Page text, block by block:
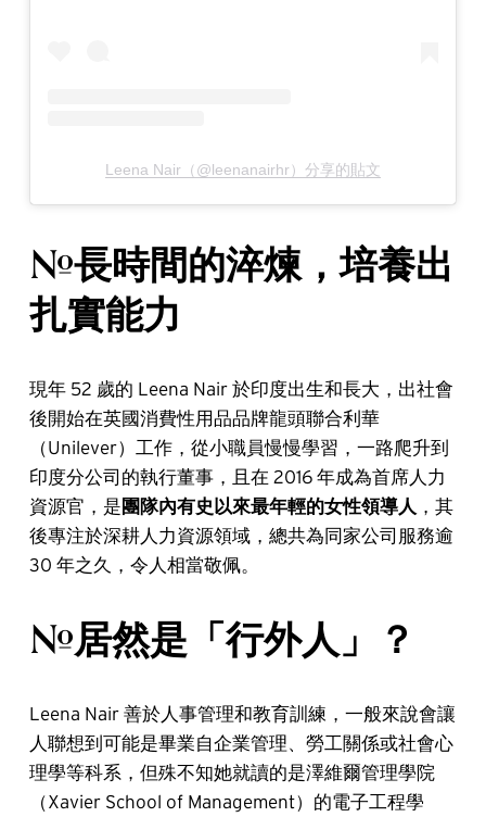
Leena Nair（@leenanairhr）分享的貼文
#長時間的淬煉，培養出
扎實能力
現年 52 歲的 Leena Nair 於印度出生和長大，出社會
後開始在英國消費性用品品牌龍頭聯合利華
（Unilever）工作，從小職員慢慢學習，一路爬升到
印度分公司的執行董事，且在 2016 年成為首席人力
資源官，是團隊內有史以來最年輕的女性領導人 ，其
後專注於深耕人力資源領域，總共為同家公司服務逾
30 年之久，令人相當敬佩。
#居然是「行外人」？
Leena Nair 善於人事管理和教育訓練，一般來說會讓
人聯想到可能是畢業自企業管理、勞工關係或社會心
理學等科系，但殊不知她就讀的是澤維爾管理學院
（Xavier School of Management）的電子工程學